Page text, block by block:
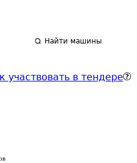
Найти машины
участвовать в тендере